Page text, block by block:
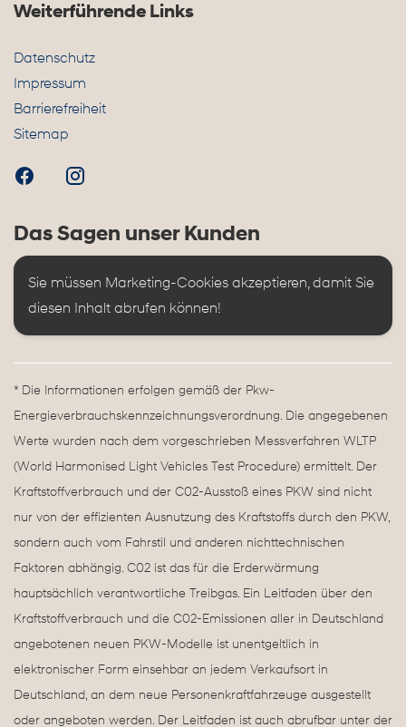
Weiterführende Links
Datenschutz
Impressum
Barrierefreiheit
Sitemap
Das Sagen unser Kunden
Sie müssen Marketing-Cookies akzeptieren, damit Sie
diesen Inhalt abrufen können!
* Die Informationen erfolgen gemäß der Pkw-
Energieverbrauchskennzeichnungsverordnung. Die angegebenen
Werte wurden nach dem vorgeschrieben Messverfahren WLTP
(World Harmonised Light Vehicles Test Procedure) ermittelt. Der
Kraftstoffverbrauch und der C02-Ausstoß eines PKW sind nicht
nur von der effizienten Ausnutzung des Kraftstoffs durch den PKW,
sondern auch vom Fahrstil und anderen nichttechnischen
Faktoren abhängig. C02 ist das für die Erderwärmung
hauptsächlich verantwortliche Treibgas. Ein Leitfaden über den
Kraftstoffverbrauch und die C02-Emissionen aller in Deutschland
angebotenen neuen PKW-Modelle ist unentgeltlich in
elektronischer Form einsehbar an jedem Verkaufsort in
Deutschland, an dem neue Personenkraftfahrzeuge ausgestellt
oder angeboten werden. Der Leitfaden ist auch abrufbar unter der